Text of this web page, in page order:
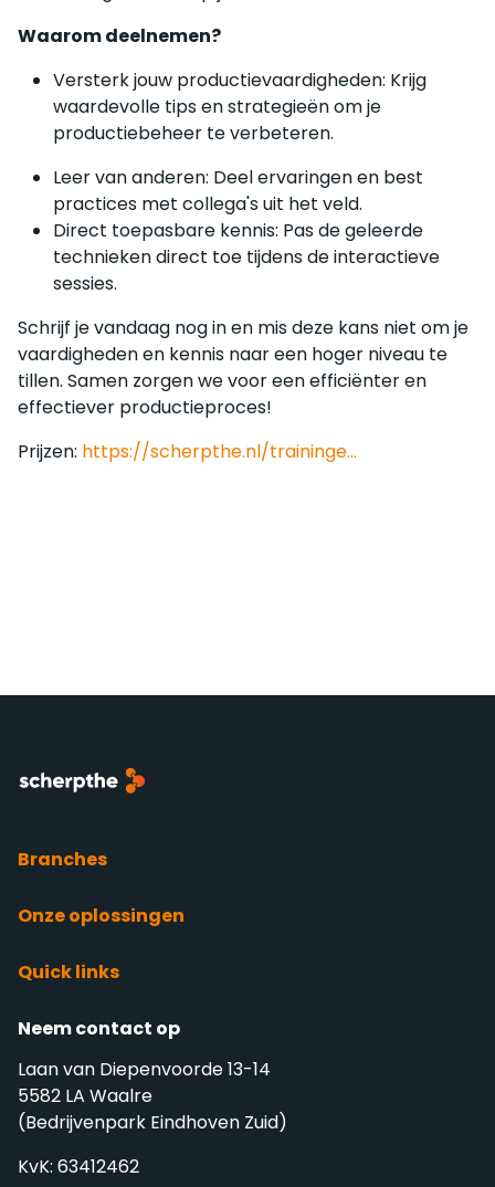
Waarom deelnemen?
Versterk jouw productievaardigheden: Krijg
waardevolle tips en strategieën om je
productiebeheer te verbeteren.
Leer van anderen: Deel ervaringen en best
practices met collega's uit het veld.
Direct toepasbare kennis: Pas de geleerde
technieken direct toe tijdens de interactieve
sessies.
Schrijf je vandaag nog in en mis deze kans niet om je
vaardigheden en kennis naar een hoger niveau te
tillen. Samen zorgen we voor een efficiënter en
effectiever productieproces!
Prijzen: https://scherpthe.nl/traininge...
Branches
Onze oplossingen
Quick links
Neem contact op
Laan van Diepenvoorde 13-14
5582 LA Waalre
(Bedrijvenpark Eindhoven Zuid)
KvK: 63412462